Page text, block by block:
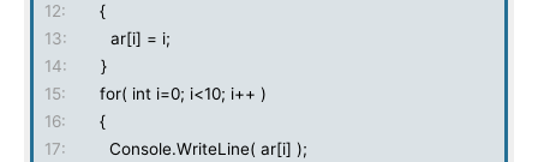
12:
{
13:
ar[i] = i;
14:
}
15:
for( int i=0; i<10; i++ )
16:
{
17:
Console.WriteLine( ar[i] );